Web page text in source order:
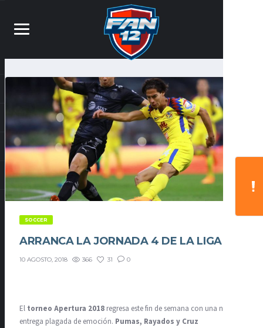
SOCCER
ARRANCA LA JORNADA 4 DE LA LIGA MX
10 AGOSTO, 2018 366 31 0
El torneo Apertura 2018 regresa este fin de semana con una nueva
entrega plagada de emoción. Pumas, Rayados y Cruz